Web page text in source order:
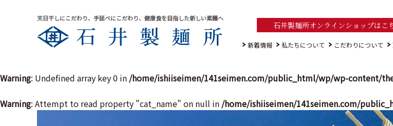
天日干しにこだわり、手延べにこだわり、健康食を目指した新しい素麺へ
石井製麺所オンラインショップはこ
新着情報 私たちについて こだわりについて
Warning: Undefined array key 0 in /home/ishiiseimen/141seimen.com/public_html/wp/wp-content/
Warning: Attempt to read property "cat_name" on null in /home/ishiiseimen/141seimen.com/